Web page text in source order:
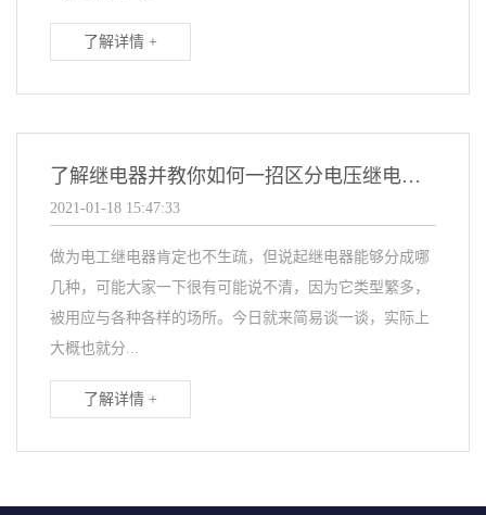
了解详情 +
了解继电器并教你如何一招区分电压继电器和电流继电器
2021-01-18 15:47:33
做为电工继电器肯定也不生疏，但说起继电器能够分成哪
几种，可能大家一下很有可能说不清，因为它类型繁多，
被用应与各种各样的场所。今日就来简易谈一谈，实际上
大概也就分...
了解详情 +